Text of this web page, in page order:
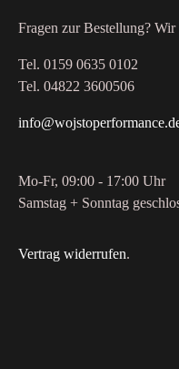
Fragen zur Bestellung?
Tel. 0159 0635 0102
Tel. 04822 3600506
Mo-Fr, 09:00 - 17:00 Uhr
Samstag + Sonntag
Vertrag widerrufen.